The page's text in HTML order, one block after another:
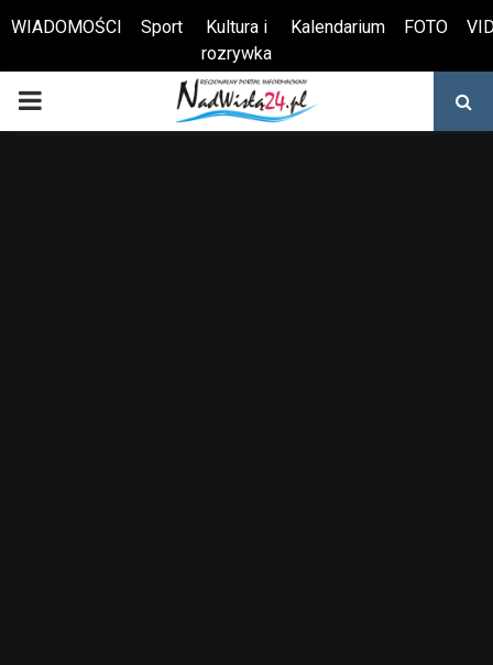
Otwórz pasek narzędzi
WIADOMOŚCI Sport
Kultura i
rozrywka
Kalendarium FOTO
PRIMARY